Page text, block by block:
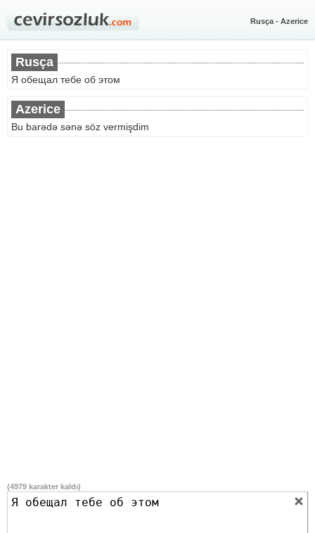
Rusça - Azerice
Rusça
Я обещал тебе об этом
Azerice
Bu barədə sənə söz vermişdim
(4979 karakter kaldı)